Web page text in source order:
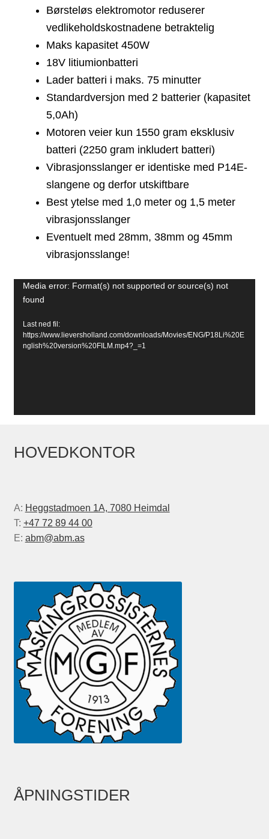
Børsteløs elektromotor reduserer
vedlikeholdskostnadene betraktelig
Maks kapasitet 450W
18V litiumionbatteri
Lader batteri i maks. 75 minutter
Standardversjon med 2 batterier (kapasitet
5,0Ah)
Motoren veier kun 1550 gram eksklusiv
batteri (2250 gram inkludert batteri)
Vibrasjonsslanger er identiske med P14E-
slangene og derfor utskiftbare
Best ytelse med 1,0 meter og 1,5 meter
vibrasjonsslanger
Eventuelt med 28mm, 38mm og 45mm
vibrasjonsslange!
Videoavspiller
Media error: Format(s) not supported or source(s) not
found
Last ned fil:
https://www.lieversholland.com/downloads/Movies/ENG/P18Li%20E
nglish%20version%20FILM.mp4?_=1
HOVEDKONTOR
A: Heggstadmoen 1A, 7080 Heimdal
T: +47 72 89 44 00
E: abm@abm.as
ÅPNINGSTIDER